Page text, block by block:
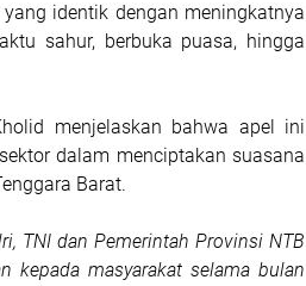
identik dengan meningkatnya
sahur, berbuka puasa, hingga
menjelaskan bahwa apel ini
dalam menciptakan suasana
Barat.
TNI dan Pemerintah Provinsi NTB
kepada masyarakat selama bulan